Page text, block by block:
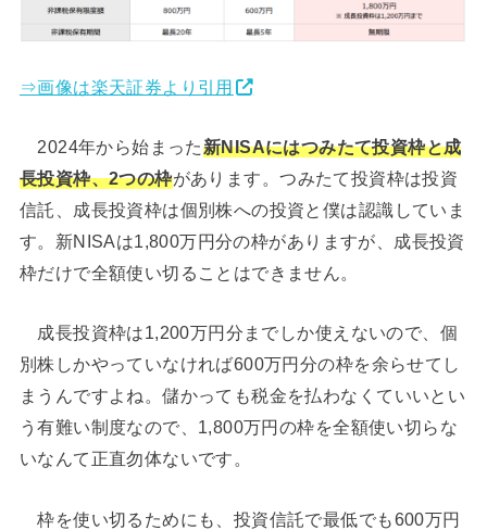
⇒画像は楽天証券より引用
2024年から始まった新NISAにはつみたて投資枠と成
長投資枠、2つの枠があります。つみたて投資枠は投資
信託、成長投資枠は個別株への投資と僕は認識していま
す。新NISAは1,800万円分の枠がありますが、成長投資
枠だけで全額使い切ることはできません。
成長投資枠は1,200万円分までしか使えないので、個
別株しかやっていなければ600万円分の枠を余らせてし
まうんですよね。儲かっても税金を払わなくていいとい
う有難い制度なので、1,800万円の枠を全額使い切らな
いなんて正直勿体ないです。
枠を使い切るためにも、投資信託で最低でも600万円